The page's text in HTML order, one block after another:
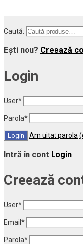
Caută:
Ești nou? Creează
Login
User*
Parola*
Am uitat parola
Intră în cont Login
Creează
User*
Email *
Parola*